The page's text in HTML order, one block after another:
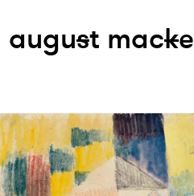
august macke